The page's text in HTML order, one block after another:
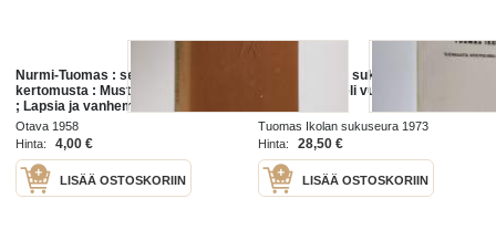
Nurmi-Tuomas : seitsemän
kertomusta : Mustareunainen kirje
; Lapsia ja vanhempia ; Nurmi-
Tuomas ja Tui-Tui, Joko - tahi ;
Sävellys kahdelle kornetille ;
Kuolu-une...
Otava 1958
Hinta:
4,00 €
LISÄÄ OSTOSKORIIN
Tuomas Ikolan suku : Tuomaasta
nykypolveen eli vuodet 1805-1971
Tuomas Ikolan sukuseura 1973
Hinta:
28,50 €
LISÄÄ OSTOSKORIIN